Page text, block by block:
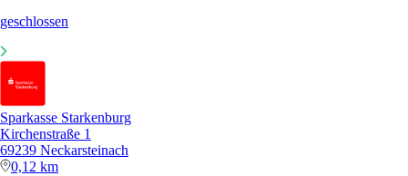
geschlossen
Sparkasse Starkenburg
Kirchenstraße 1
69239 Neckarsteinach
0,12 km